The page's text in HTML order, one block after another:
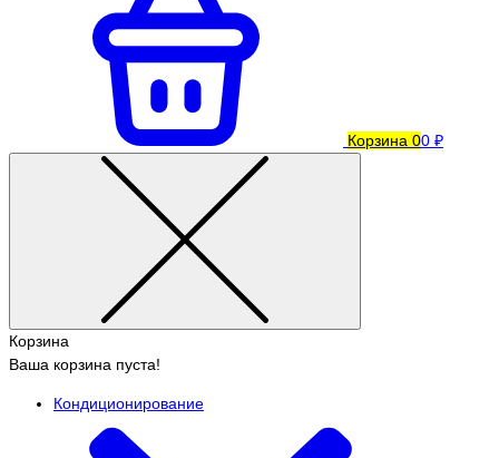
Корзина 00 ₽
Корзина
Ваша корзина пуста!
Кондиционирование